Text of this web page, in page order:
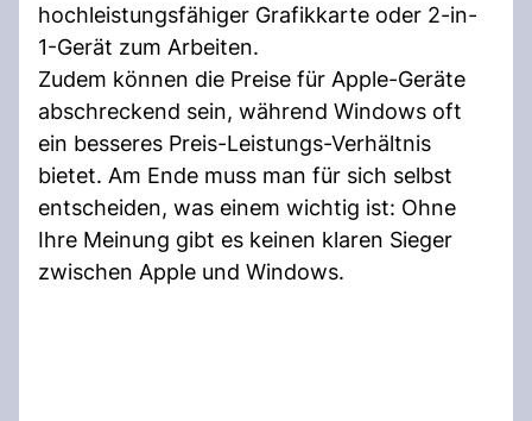
hochleistungsfähiger Grafikkarte oder 2-in-
1-Gerät zum Arbeiten.
Zudem können die Preise für Apple-Geräte
abschreckend sein, während Windows oft
ein besseres Preis-Leistungs-Verhältnis
bietet. Am Ende muss man für sich selbst
entscheiden, was einem wichtig ist: Ohne
Ihre Meinung gibt es keinen klaren Sieger
zwischen Apple und Windows.